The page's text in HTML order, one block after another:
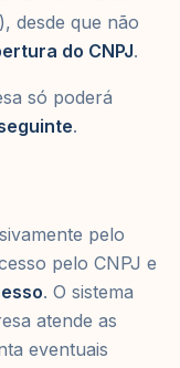
desde que não
do CNPJ.
só poderá
.
pelo
pelo CNPJ e
. O sistema
atende as
eventuais